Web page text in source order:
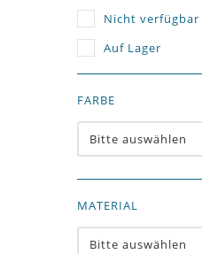
Nicht verfügbar
Auf Lager
FARBE
Bitte auswählen
MATERIAL
Bitte auswählen